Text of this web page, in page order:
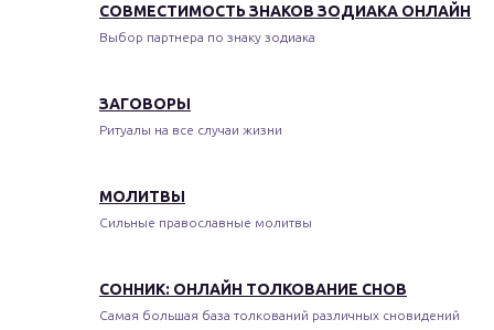
СОВМЕСТИМОСТЬ ЗНАКОВ ЗОДИАКА ОНЛАЙН
Выбор партнера по знаку зодиака
ЗАГОВОРЫ
Ритуалы на все случаи жизни
МОЛИТВЫ
Сильные православные молитвы
СОННИК: ОНЛАЙН ТОЛКОВАНИЕ СНОВ
Самая большая база толкований различных сновидений